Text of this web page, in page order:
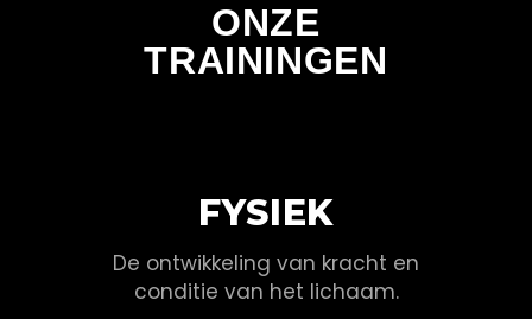
ONZE
TRAININGEN
FYSIEK
De ontwikkeling van kracht en
conditie van het lichaam.